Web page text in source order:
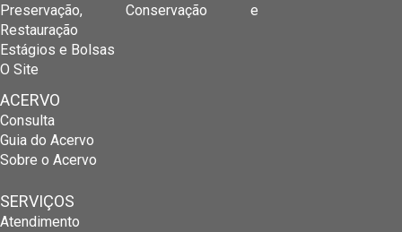
Preservação, Conservação e
Restauração
Estágios e Bolsas
O Site
ACERVO
Consulta
Guia do Acervo
Sobre o Acervo
SERVIÇOS
Atendimento